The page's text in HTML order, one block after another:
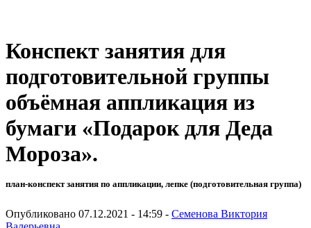
Конспект занятия для
подготовительной группы
объёмная аппликация из
бумаги «Подарок для Деда
Мороза».
план-конспект занятия по аппликации, лепке (подготовительная группа)
Опубликовано 07.12.2021 - 14:59 - Семенова Виктория